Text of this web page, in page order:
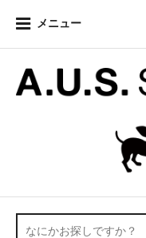
メニュー